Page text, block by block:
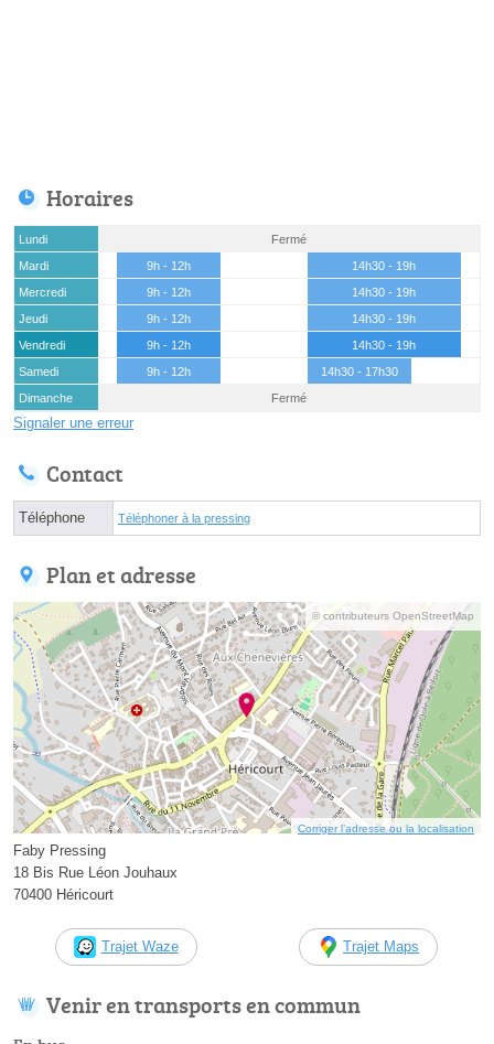
Horaires
Lundi
Fermé
Mardi
9h - 12h
14h30 - 19h
Mercredi
9h - 12h
14h30 - 19h
Jeudi
9h - 12h
14h30 - 19h
Vendredi
9h - 12h
14h30 - 19h
Samedi
9h - 12h
14h30 - 17h30
Dimanche
Fermé
Signaler une erreur
Contact
Téléphone Téléphoner à la pressing
Plan et adresse
© contributeurs OpenStreetMap
Corriger l’adresse ou la localisation
Faby Pressing
18 Bis Rue Léon Jouhaux
70400 Héricourt
Trajet Waze Trajet Maps
Venir en transports en commun